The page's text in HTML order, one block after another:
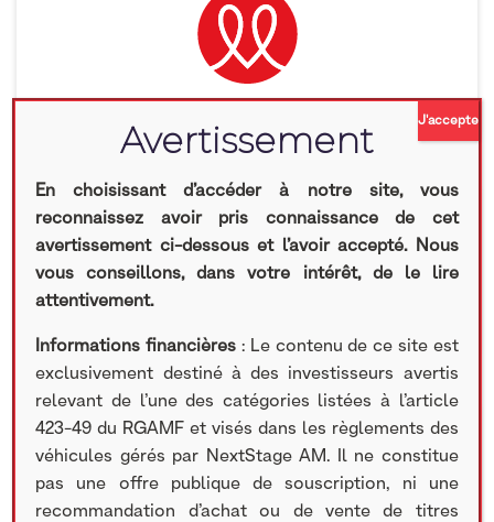
En choisissant d’accéder à notre site, vous
reconnaissez avoir pris connaissance de cet
avertissement ci-dessous et l’avoir accepté. Nous
vous conseillons, dans votre intérêt, de le lire
attentivement.
Informations financières : Le contenu de ce site est
exclusivement destiné à des investisseurs avertis
relevant de l’une des catégories listées à l’article
423-49 du RGAMF et visés dans les règlements des
véhicules gérés par NextStage AM. Il ne constitue
pas une offre publique de souscription, ni une
recommandation d’achat ou de vente de titres